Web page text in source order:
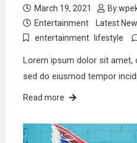
March 19, 2021 By:
Entertainment
Latest
entertainment
lifestyle
Lorem ipsum dolor sit amet,
sed do eiusmod tempor
Read more